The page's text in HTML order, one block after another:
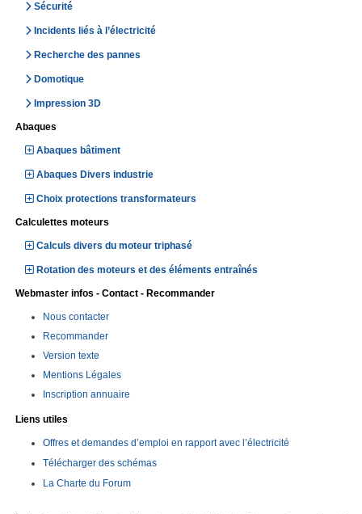
Sécurité
Incidents liés à l’électricité
Recherche des pannes
Domotique
Impression 3D
Abaques
Abaques bâtiment
Abaques Divers industrie
Choix protections transformateurs
Calculettes moteurs
Calculs divers du moteur triphasé
Rotation des moteurs et des éléments entraînés
Webmaster infos - Contact - Recommander
Nous contacter
Recommander
Version texte
Mentions Légales
Inscription annuaire
Liens utiles
Offres et demandes d’emploi en rapport avec l’électricité
Télécharger des schémas
La Charte du Forum